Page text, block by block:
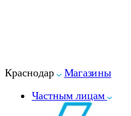
Краснодар
Магазины
Частным лицам